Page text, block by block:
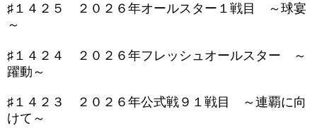
♯１４２５ ２０２６年オールスター１戦目 ～球宴
～
♯１４２４ ２０２６年フレッシュオールスター ～
躍動～
♯１４２３ ２０２６年公式戦９１戦目 ～連覇に向
けて～